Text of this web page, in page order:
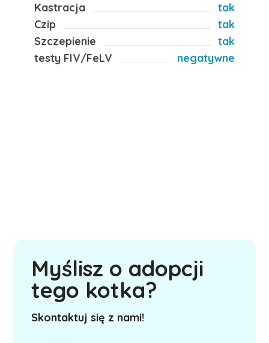
Kastracja
tak
Czip
tak
Szczepienie
tak
testy FIV/FeLV
negatywne
Myślisz o adopcji
tego kotka?
Skontaktuj się z nami!